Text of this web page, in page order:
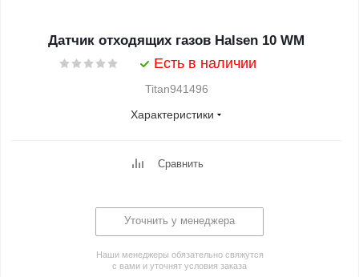
Датчик отходящих газов Halsen 10 WM
Есть в наличии
Titan941496
Характеристики
Сравнить
Уточнить у менеджера
Наши менеджеры обязательно свяжутся
с вами и уточнят условия заказа